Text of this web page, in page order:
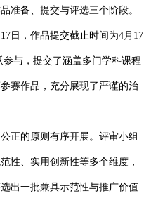
准备、提交与评选三个阶段。
日，作品提交截止时间为4月17
参与，提交了涵盖多门学科课程
赛作品，充分展现了严谨的治
正的原则有序开展。评审小组
性、实用创新性等多个维度，
出一批兼具示范性与推广价值